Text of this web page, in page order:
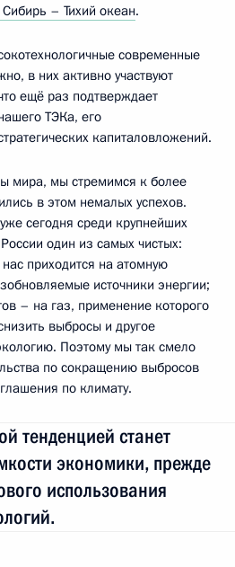
Сибирь – Тихий океан.
современные
в них активно участвуют
ещё раз подтверждает
ТЭКа, его
капиталовложений.
мира, мы стремимся к более
в этом немалых успехов.
сегодня среди крупнейших
один из самых чистых:
приходится на атомную
источники энергии;
– на газ, применение которого
выбросы и другое
Поэтому мы так смело
по сокращению выбросов
по климату.
тенденцией станет
экономики, прежде
использования